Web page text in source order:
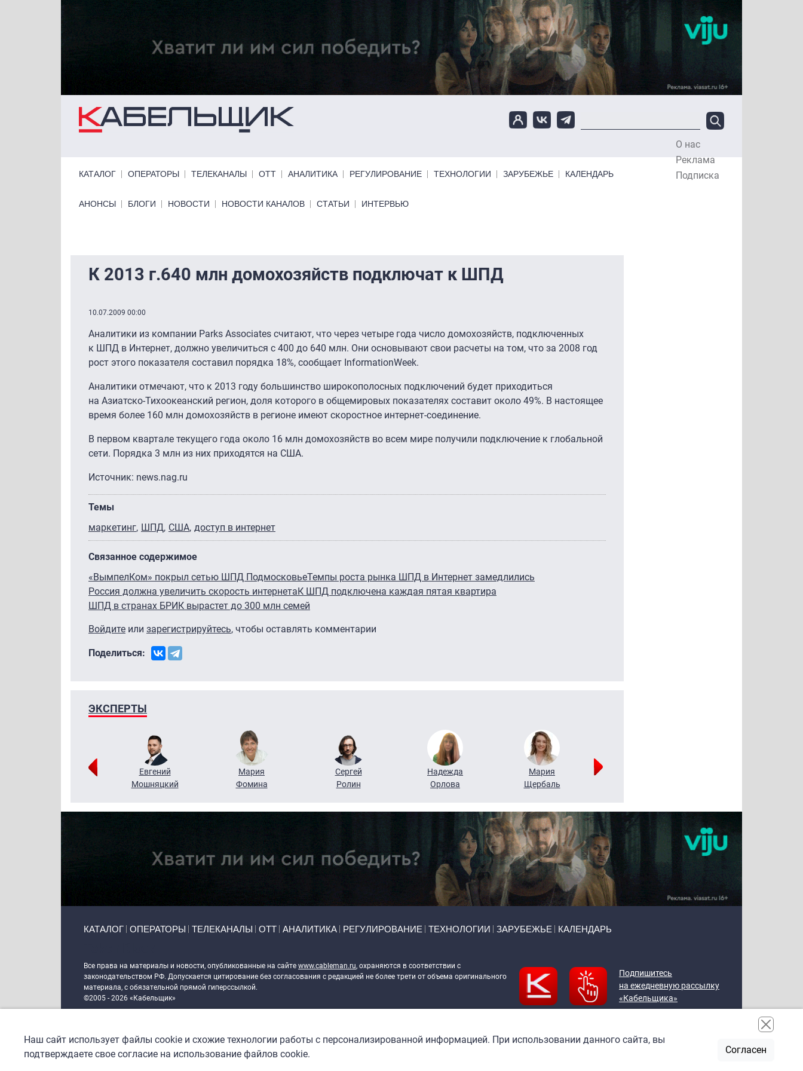
Перейти к основному содержанию
О нас
Реклама
Подписка
КАТАЛОГ ОПЕРАТОРЫ ТЕЛЕКАНАЛЫ ОТТ АНАЛИТИКА РЕГУЛИРОВАНИЕ ТЕХНОЛОГИИ ЗАРУБЕЖЬЕ КАЛЕНДАРЬ
Primary links bottom
АНОНСЫ БЛОГИ НОВОСТИ НОВОСТИ КАНАЛОВ СТАТЬИ ИНТЕРВЬЮ
К 2013 г.640 млн домохозяйств подключат к ШПД
10.07.2009 00:00
Аналитики из компании Parks Associates считают, что через четыре года число домохозяйств, подключенных
к ШПД в Интернет, должно увеличиться с 400 до 640 млн. Они основывают свои расчеты на том, что за 2008 год
рост этого показателя составил порядка 18%, сообщает InformationWeek.
Аналитики отмечают, что к 2013 году большинство широкополосных подключений будет приходиться
на Азиатско-Тихоокеанский регион, доля которого в общемировых показателях составит около 49%. В настоящее
время более 160 млн домохозяйств в регионе имеют скоростное интернет-соединение.
В первом квартале текущего года около 16 млн домохозяйств во всем мире получили подключение к глобальной
сети. Порядка 3 млн из них приходятся на США.
Источник: news.nag.ru
Темы
маркетинг ШПД США доступ в интернет
Связанное содержимое
«ВымпелКом» покрыл сетью ШПД ПодмосковьеТемпы роста рынка ШПД в Интернет замедлились
Россия должна увеличить скорость интернетаК ШПД подключена каждая пятая квартира
ШПД в странах БРИК вырастет до 300 млн семей
Войдите или зарегистрируйтесь, чтобы оставлять комментарии
Поделиться:
ЭКСПЕРТЫ
Евгений
Мошняцкий
Мария
Фомина
Сергей
Ролин
Надежда
Орлова
Мария
Щербаль
КАТАЛОГ ОПЕРАТОРЫ ТЕЛЕКАНАЛЫ ОТТ АНАЛИТИКА РЕГУЛИРОВАНИЕ ТЕХНОЛОГИИ ЗАРУБЕЖЬЕ КАЛЕНДАРЬ
Все права на материалы и новости, опубликованные на сайте www.cableman.ru, охраняются в соответствии с
законодательством РФ. Допускается цитирование без согласования с редакцией не более трети от объема оригинального
материала, с обязательной прямой гиперссылкой.
©2005 - 2026 «Кабельщик»
DrupalCoder — поддержка сайта c 2017 года
Подпишитесь
на ежедневную рассылку
«Кабельщика»
Наш сайт использует файлы cookie и схожие технологии работы с персонализированной информацией. При использовании данного сайта, вы
подтверждаете свое согласие на использование файлов cookie.
Согласен